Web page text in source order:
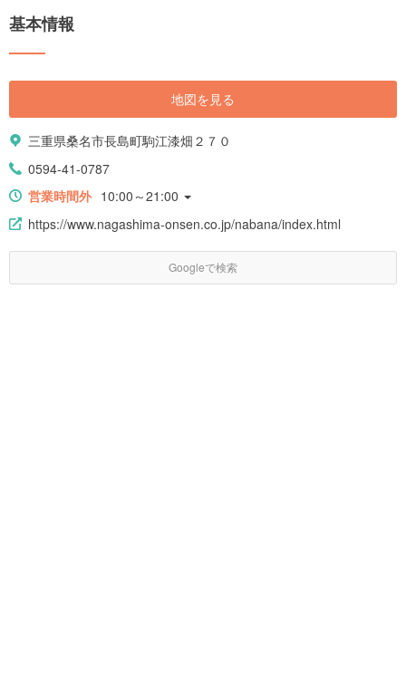
のグルメは、太平洋の恵みをたっぷり受けた伊勢海老や牡蠣などの海鮮
三重県の観光地をご紹介していきます。
基本情報
地図を見る
三重県桑名市長島町駒江漆畑２７０
0594-41-0787
営業時間外 10:00～21:00
https://www.nagashima-onsen.co.jp/nabana/index.html
Googleで検索